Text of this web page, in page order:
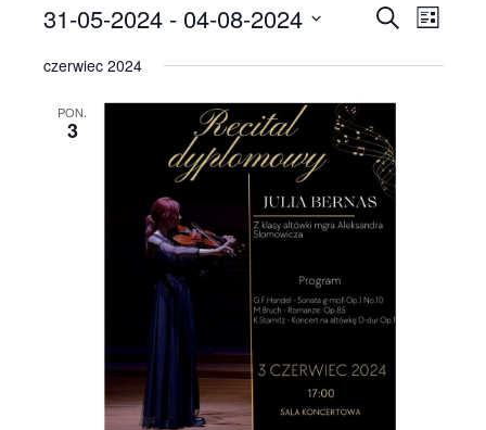
Wydarzenia
wyszukiwaniu
i
widokach
SzukajLista
31-05-2024 - 04-08-2024
datę.
czerwiec 2024
PON.
3